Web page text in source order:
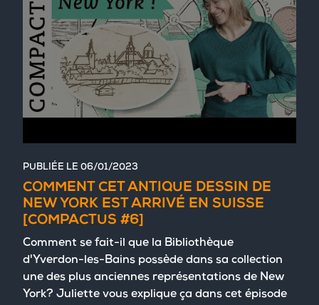
PUBLIÉE LE 06/01/2023
COMMENT CET ANTIQUE DESSIN DE
NEW YORK EST ARRIVÉ EN SUISSE
[COMPACTUS #6]
Comment se fait-il que la Bibliothèque
d'Yverdon-les-Bains possède dans sa collection
une des plus anciennes représentations de New
York? Juliette vous explique ça dans cet épisode